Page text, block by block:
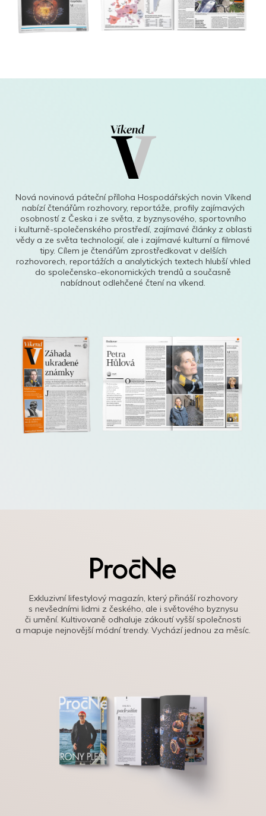
Nová novinová páteční příloha Hospodářských novin Víkend
nabízí čtenářům rozhovory, reportáže, profily zajímavých
osobností z Česka i ze světa, z byznysového, sportovního
i kulturně-společenského prostředí, zajímavé články z oblasti
vědy a ze světa technologií, ale i zajímavé kulturní a filmové
tipy. Cílem je čtenářům zprostředkovat v delších
rozhovorech, reportážích a analytických textech hlubší vhled
do společensko-ekonomických trendů a současně
nabídnout odlehčené čtení na víkend.
Exkluzivní lifestylový magazín, který přináší rozhovory
s nevšedními lidmi z českého, ale i světového byznysu
či umění. Kultivovaně odhaluje zákoutí vyšší společnosti
a mapuje nejnovější módní trendy. Vychází jednou za měsíc.